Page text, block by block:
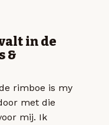
in de
&
rimboe is my
met die
mij. Ik